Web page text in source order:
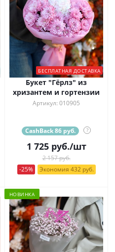
БЕСПЛАТНАЯ ДОСТАВКА
Букет "Гёрлз" из
хризантем и гортензии
Артикул: 010905
CashBack 86 руб. ?
1 725руб./шт
2 157 руб.
-25%
Экономия 432 руб.
НОВИНКА